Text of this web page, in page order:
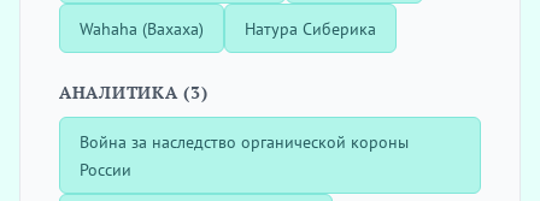
Wahaha (Вахаха) Натура Сиберика
АНАЛИТИКА (3)
Война за наследство органической короны
России